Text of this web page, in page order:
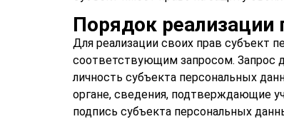
Порядок реализации
Для реализации своих прав субъект
соответствующим запросом. Запрос
личность субъекта персональных
органе, сведения, подтверждающие
подпись субъекта персональных